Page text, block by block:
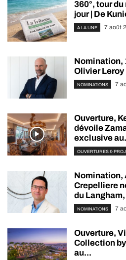
360°, tour du
jour | De
A LA UNE 7 août
Nomination,
Olivier Leroy
NOMINATIONS 7
Ouverture,
dévoile
exclusive
OUVERTURES &
Nomination,
Crepelliere
du
NOMINATIONS 7
Ouverture,
Collection
au...